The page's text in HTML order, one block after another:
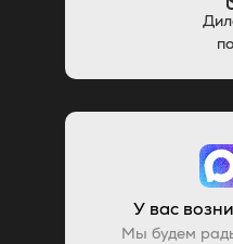
У вас
Мы будем